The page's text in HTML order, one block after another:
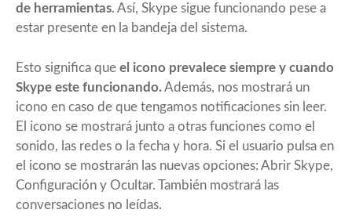
de herramientas. Así, Skype sigue funcionando pese a
estar presente en la bandeja del sistema.
Esto significa que el icono prevalece siempre y cuando
Skype este funcionando.Además, nos mostrará un
icono en caso de que tengamos notificaciones sin leer.
El icono se mostrará junto a otras funciones como el
sonido, las redes o la fecha y hora. Si el usuario pulsa en
el icono se mostrarán las nuevas opciones: Abrir Skype,
Configuración y Ocultar. También mostrará las
conversaciones no leídas.